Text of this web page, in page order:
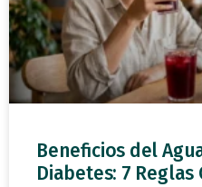
Beneficios del
Diabetes: 7 Reglas